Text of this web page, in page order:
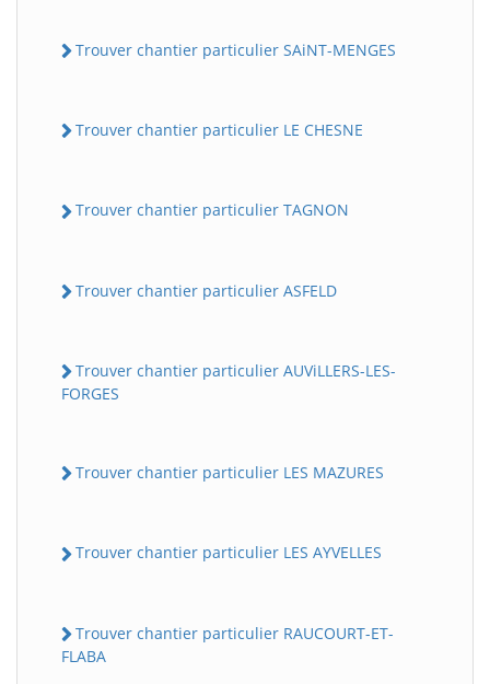
Trouver chantier particulier SAiNT-MENGES
Trouver chantier particulier LE CHESNE
Trouver chantier particulier TAGNON
Trouver chantier particulier ASFELD
Trouver chantier particulier AUViLLERS-LES-
FORGES
Trouver chantier particulier LES MAZURES
Trouver chantier particulier LES AYVELLES
Trouver chantier particulier RAUCOURT-ET-
FLABA